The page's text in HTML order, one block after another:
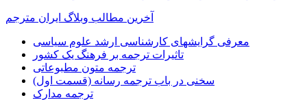
آخرین مطالب وبلاگ ایران مترجم
معرفی گرایشهای کارشناسی ارشد علوم سیاسی
تاثیرات ترجمه بر فرهنگ یک کشور
ترجمه متون مطبوعاتی
سخنی در باب ترجمه رسانه (قسمت اول)
ترجمه مدارک